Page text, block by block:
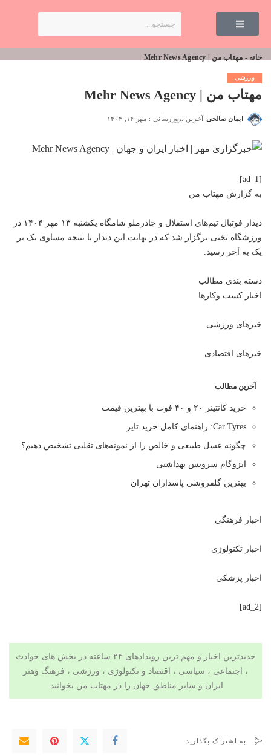
خانه - مهتاب من | Mehr News Agency
ورزشی
مهتاب من | Mehr News Agency
ایمان صالحی آخرین بروزرسانی : مهر ۱۴, ۱۴۰۴
[ad_1]
به گزارش مهتاب من
دیدار فوتبال تیم‌های استقلال و چادرملو شامگاه یکشنبه ۱۳ مهر ۱۴۰۴ در
ورزشگاه تختی برگزار شد که در نهایت این دیدار با نتیجه مساوی یک بر
یک به آخر رسید.
دسته بندی مطالب
اخبار کسب وکارها
خبرهای ورزشی
خبرهای اقتصادی
آخرین مطالب
خرید کانتینر ۲۰ و ۴۰ فوت با بهترین قیمت
Car Tyres: راهنمای کامل خرید تایر
چگونه عسل طبیعی و خالص را از نمونه‌های تقلبی تشخیص دهیم؟
ایزوگام سرویس بهداشتی
بهترین گلفروشی پاسداران تهران
اخبار فرهنگی
اخبار تکنولوژی
اخبار پزشکی
[ad_2]
جدیدترین اخبار و مهم ترین رویدادهای ۲۴ ساعته در بخش های حوادث
، اجتماعی ، سیاسی ، اقتصاد و تکنولوژی ، ورزشی ، فرهنگ وهنر
ایران و سایر مناطق جهان را در مهتاب من بخوانید.
به اشتراک بگذارید